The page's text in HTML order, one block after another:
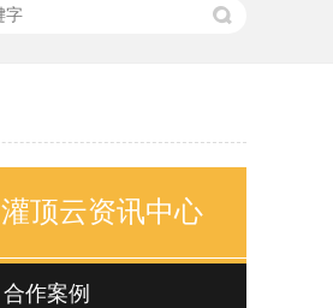
灌顶云资讯中心
合作案例